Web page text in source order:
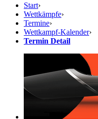
Start›
Wettkämpfe›
Termine›
Wettkampf-Kalender›
Termin Detail